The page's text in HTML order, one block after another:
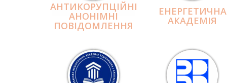
АНТИКОРУПЦІЙНІ
АНОНІМНІ
ПОВІДОМЛЕННЯ
ЕНЕРГЕТИЧНА
АКАДЕМІЯ